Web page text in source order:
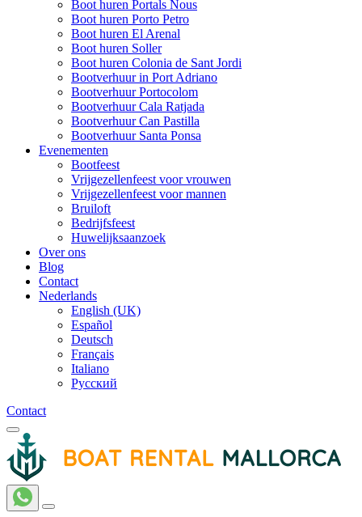
Boot huren Portals Nous
Boot huren Porto Petro
Boot huren El Arenal
Boot huren Soller
Boot huren Colonia de Sant Jordi
Bootverhuur in Port Adriano
Bootverhuur Portocolom
Bootverhuur Cala Ratjada
Bootverhuur Can Pastilla
Bootverhuur Santa Ponsa
Evenementen
Bootfeest
Vrijgezellenfeest voor vrouwen
Vrijgezellenfeest voor mannen
Bruiloft
Bedrijfsfeest
Huwelijksaanzoek
Over ons
Blog
Contact
Nederlands
English (UK)
Español
Deutsch
Français
Italiano
Русский
Contact